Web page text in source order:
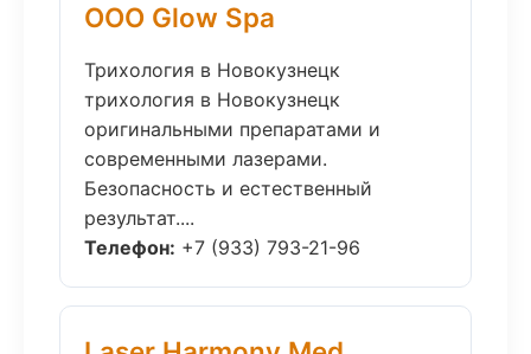
ООО Glow Spa
Трихология в Новокузнецк
трихология в Новокузнецк
оригинальными препаратами и
современными лазерами.
Безопасность и естественный
результат....
Телефон: +7 (933) 793-21-96